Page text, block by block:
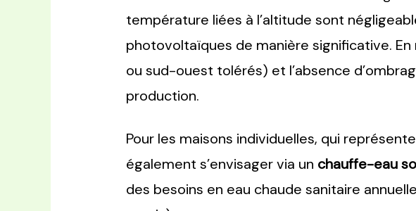
température liées à l’altitude sont
photovoltaïques de manière significative.
ou sud-ouest tolérés) et l’absence
production.
Pour les maisons individuelles, qui
également s’envisager via un chauffe-eau
des besoins en eau chaude sanitaire